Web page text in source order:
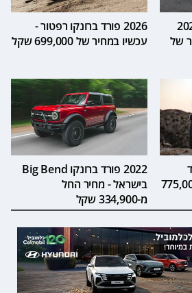
יותר: 2026
של
2026 פורד ברונקו רפטור -
עכשיו במחיר של 699,000 שקל
- מחיר 775,000
2022 פורד ברונקו Big Bend
בישראל - מחיר החל
מ-334,900 שקל